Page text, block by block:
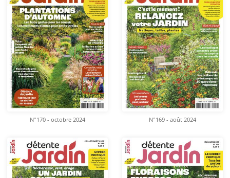
N°170 - octobre 2024 N°169 - août 2024